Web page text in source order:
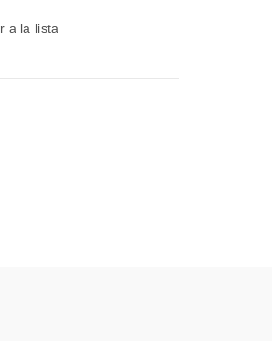
a la lista